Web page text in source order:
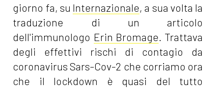
giorno fa, su Internazionale, a sua volta la
traduzione di un articolo
dell'immunologo Erin Bromage. Trattava
degli effettivi rischi di contagio da
coronavirus Sars-Cov-2 che corriamo ora
che il lockdown è quasi del tutto